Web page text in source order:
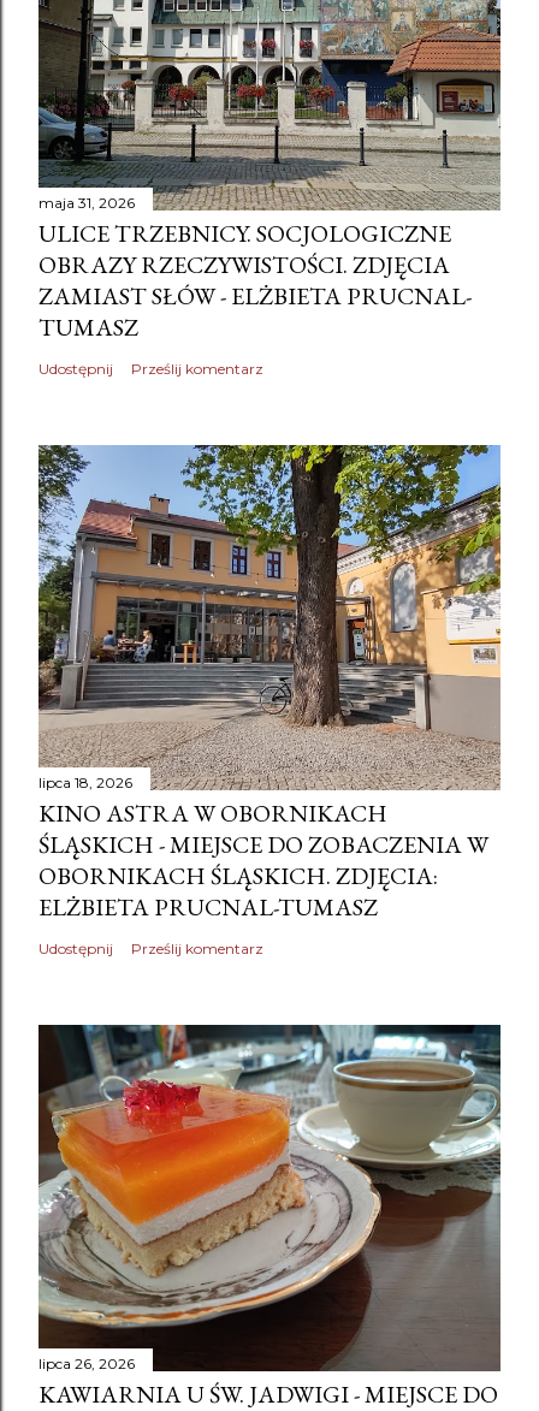
maja 31, 2026
ULICE TRZEBNICY. SOCJOLOGICZNE
OBRAZY RZECZYWISTOŚCI. ZDJĘCIA
ZAMIAST SŁÓW - ELŻBIETA PRUCNAL-
TUMASZ
Udostępnij Prześlij komentarz
lipca 18, 2026
KINO ASTRA W OBORNIKACH
ŚLĄSKICH - MIEJSCE DO ZOBACZENIA W
OBORNIKACH ŚLĄSKICH. ZDJĘCIA:
ELŻBIETA PRUCNAL-TUMASZ
Udostępnij Prześlij komentarz
lipca 26, 2026
KAWIARNIA U ŚW. JADWIGI - MIEJSCE DO